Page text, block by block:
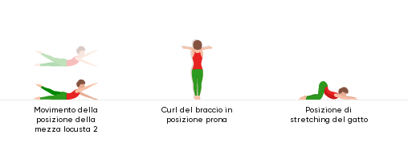
Movimento della
posizione della
mezza locusta 2
Curl del braccio in
posizione prona
Posizione di
stretching del gatto